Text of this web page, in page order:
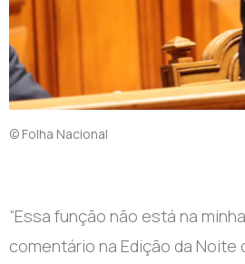
© Folha Nacional
“Essa função não está na
comentário na Edição da